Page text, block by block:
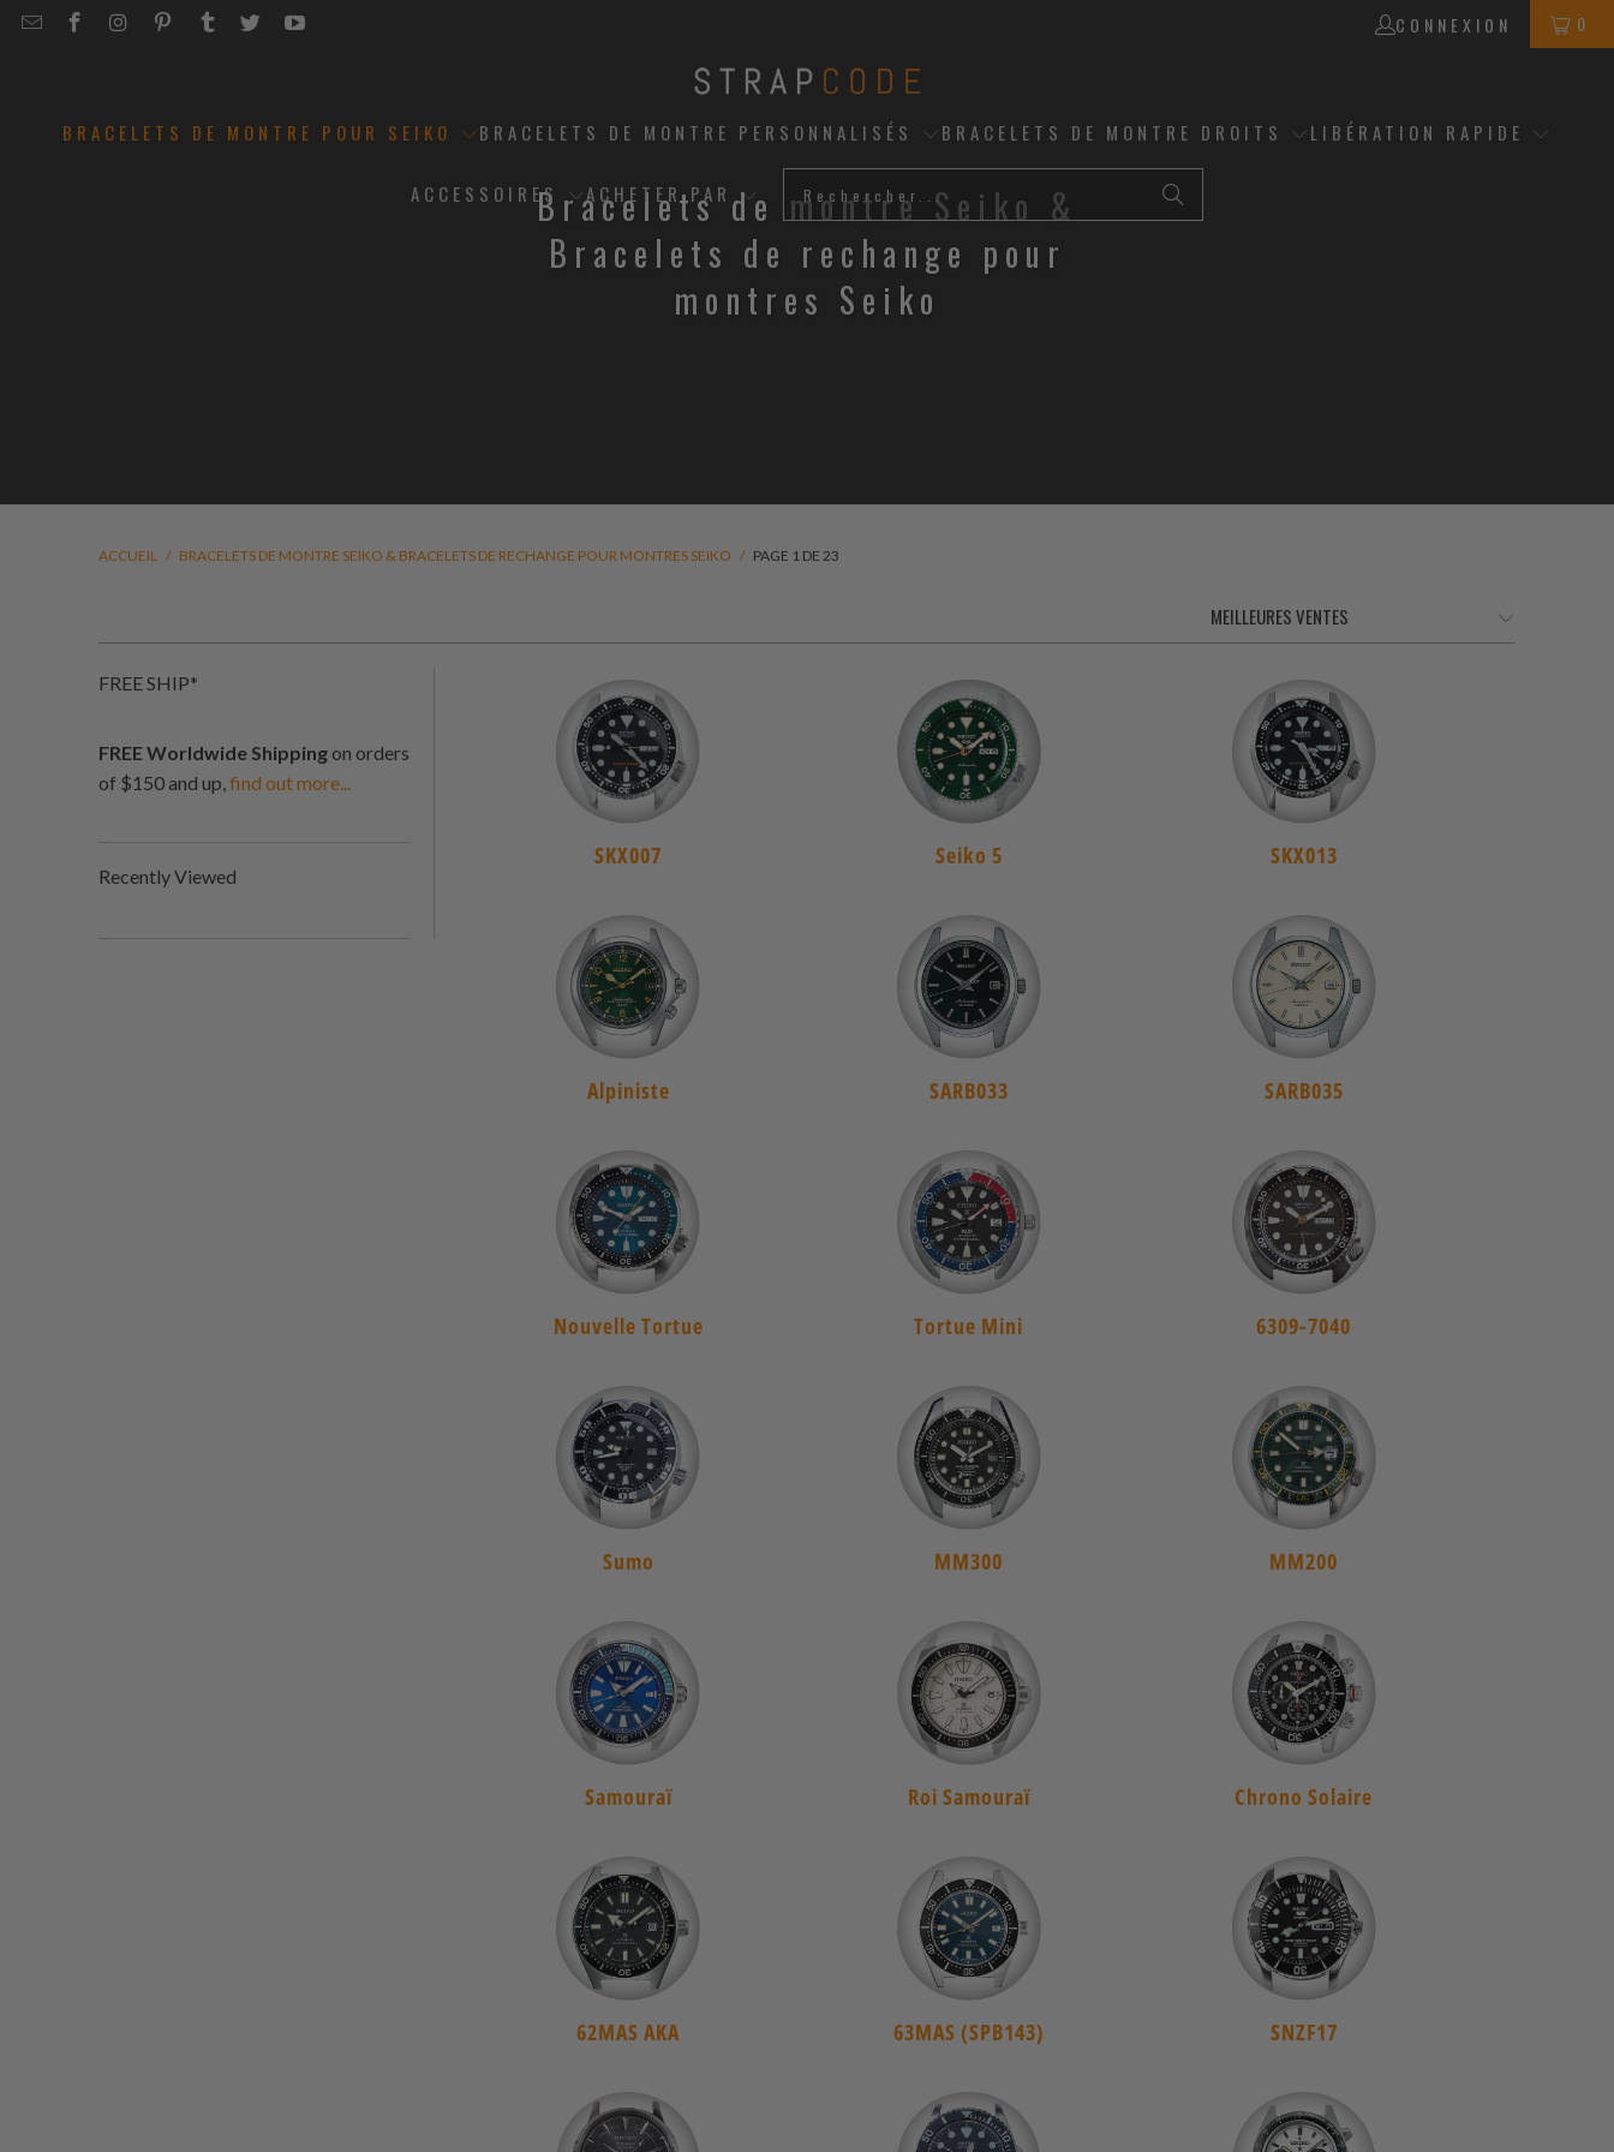
EMAILSTRAPCODE
STRAPCODE
STRAPCODE
STRAPCODE
STRAPCODE
STRAPCODE
CONNEXION 0
BRACELETS DE MONTRE POUR SEIKO BRACELETS DE MONTRE PERSONNALISÉS BRACELETS DE MONTRE DROITS LIBÉRATION RAPIDE
ACCESSOIRES ACHETER PAR
Bracelets de montre Seiko &
Bracelets de rechange pour
montres Seiko
ACCUEIL / BRACELETS DE MONTRE SEIKO & BRACELETS DE RECHANGE POUR MONTRES SEIKO / PAGE 1 DE 23
FREE SHIP*
FREE Worldwide Shippingon orders
of $150 and up,find out more...
Recently Viewed
SKX007 Seiko 5 SKX013
Alpiniste SARB033 SARB035
Nouvelle Tortue Tortue Mini 6309-7040
Sumo MM300 MM200
Samouraï Roi Samouraï Chrono Solaire
62MAS AKA 63MAS (SPB143) SNZF17